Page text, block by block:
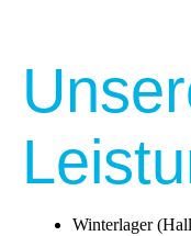
Winterlager